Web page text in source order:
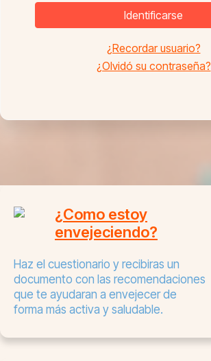
Identificarse
¿Recordar usuario?
¿Olvidó su contraseña?
¿Como estoy
envejeciendo?
Haz el cuestionario y recibiras un
documento con las recomendaciones
que te ayudaran a envejecer de
forma más activa y saludable.